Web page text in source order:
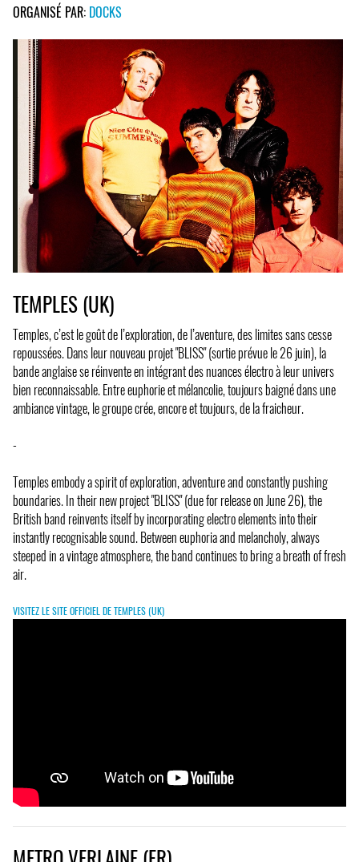
ORGANISÉ PAR: DOCKS
TEMPLES (UK)
Temples, c’est le goût de l’exploration, de l’aventure, des limites sans cesse
repoussées. Dans leur nouveau projet "BLISS" (sortie prévue le 26 juin), la
bande anglaise se réinvente en intégrant des nuances électro à leur univers
bien reconnaissable. Entre euphorie et mélancolie, toujours baigné dans une
ambiance vintage, le groupe crée, encore et toujours, de la fraicheur.
-
Temples embody a spirit of exploration, adventure and constantly pushing
boundaries. In their new project "BLISS" (due for release on June 26), the
British band reinvents itself by incorporating electro elements into their
instantly recognisable sound. Between euphoria and melancholy, always
steeped in a vintage atmosphere, the band continues to bring a breath of fresh
air.
VISITEZ LE SITE OFFICIEL DE TEMPLES (UK)